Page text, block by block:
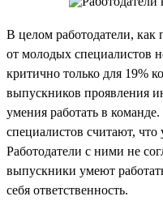
В целом работодатели, как
от молодых специалистов
критично только для 19%
выпускников проявления
умения работать в
специалистов считают,
Работодатели с ними не
выпускники умеют
себя ответственность.